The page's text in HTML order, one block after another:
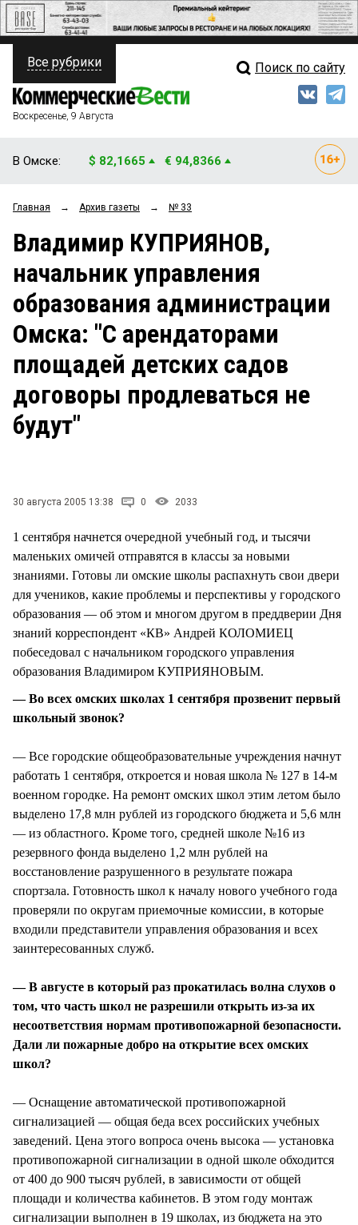
ПОЛИТИКА
ФИНАНСЫ
ОБЩЕСТВО
ЗАКОН
НОВОСТИ КОМПАНИЙ
ПРОИСШЕСТВИЯ
СТИЛЬ ЖИЗНИ
Свежий выпуск
Рейтинги
Блоги
Архив
Все рубрики Поиск по сайту
Воскресенье, 9 Августа
В Омске: $ 82,1665 € 94,8366
Главная → Архив газеты → № 33
Владимир КУПРИЯНОВ,
начальник управления
образования администрации
Омска: "С арендаторами
площадей детских садов
договоры продлеваться не
будут"
30 августа 2005 13:38 0 2033
1 сентября начнется очередной учебный год, и тысячи
маленьких омичей отправятся в классы за новыми
знаниями. Готовы ли омские школы распахнуть свои двери
для учеников, какие проблемы и перспективы у городского
образования — об этом и многом другом в преддверии Дня
знаний корреспондент «КВ» Андрей КОЛОМИЕЦ
побеседовал с начальником городского управления
образования Владимиром КУПРИЯНОВЫМ.
— Во всех омских школах 1 сентября прозвенит первый
школьный звонок?
— Все городские общеобразовательные учреждения начнут
работать 1 сентября, откроется и новая школа № 127 в 14-м
военном городке. На ремонт омских школ этим летом было
выделено 17,8 млн рублей из городского бюджета и 5,6 млн
— из областного. Кроме того, средней школе №16 из
резервного фонда выделено 1,2 млн рублей на
восстановление разрушенного в результате пожара
спортзала. Готовность школ к началу нового учебного года
проверяли по округам приемочные комиссии, в которые
входили представители управления образования и всех
заинтересованных служб.
— В августе в который раз прокатилась волна слухов о
том, что часть школ не разрешили открыть из-за их
несоответствия нормам противопожарной безопасности.
Дали ли пожарные добро на открытие всех омских
школ?
— Оснащение автоматической противопожарной
сигнализацией — общая беда всех российских учебных
заведений. Цена этого вопроса очень высока — установка
противопожарной сигнализации в одной школе обходится
от 400 до 900 тысяч рублей, в зависимости от общей
площади и количества кабинетов. В этом году монтаж
сигнализации выполнен в 19 школах, из бюджета на это